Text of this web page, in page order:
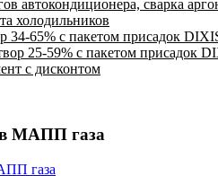
автокондиционера, сварка
холодильников
34-65% с пакетом присадок
25-59% с пакетом присадок
с дисконтом
МАПП газа